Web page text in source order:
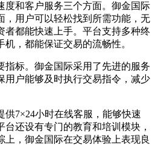
度和客户服务三个方面。御金国际
，用户可以轻松找到所需功能，无
者都能快速上手。平台支持多种终
，都能保证交易的流畅性。
指标。御金国际采用了先进的服务
用户能够及时执行交易指令，减少
供7×24小时在线客服，能够快速
还设有专门的教育和培训模块，
上，御金国际在交易体验上表现良